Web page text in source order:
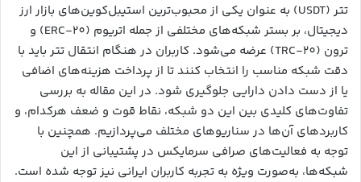
تتر (USDT) به عنوان یکی از محبوب‌ترین استیبل‌کوین‌های بازار ارز
دیجیتال، بر بستر شبکه‌های مختلفی از جمله اتریوم (ERC-20) و
ترون (TRC-20) عرضه می‌شود. کاربران در هنگام انتقال تتر باید با
دقت شبکه مناسب را انتخاب کنند تا از پرداخت هزینه‌های اضافی
یا از دست دادن دارایی جلوگیری شود. در این مقاله به بررسی
تفاوت‌های کلیدی بین این دو شبکه، نقاط قوت و ضعف هرکدام، و
کاربردهای آن‌ها در سناریوهای مختلف می‌پردازیم. همچنین با
توجه به فعالیت‌های صرافی سرمایکس در پشتیبانی از این
شبکه‌ها، به‌صورت ویژه به تجربه کاربران ایرانی نیز توجه شده است.